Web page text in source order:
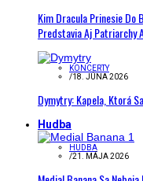
Kim Dracula Prinesie Do
Predstavia Aj Patriarchy
KONCERTY
/18. JÚNA 2026
Dymytry: Kapela, Ktorá
Hudba
HUDBA
/21. MÁJA 2026